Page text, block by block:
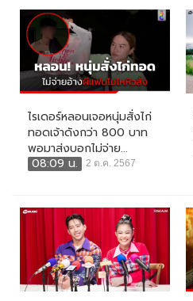
ไรเดอร์หลอนเจอหนุ่มสั่งไก่
ทอดเจ้าดังกว่า 800 บาท
พอมาส่งบอกไม่จ่าย...
08:09 น.
2 ต.ค. 2567